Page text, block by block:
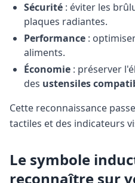
Sécurité : éviter les
plaques radiantes.
Performance :
aliments.
Économie : préserver
des ustensiles
Cette reconnaissance
tactiles et des indicateurs
Le symbole
reconnaître sur